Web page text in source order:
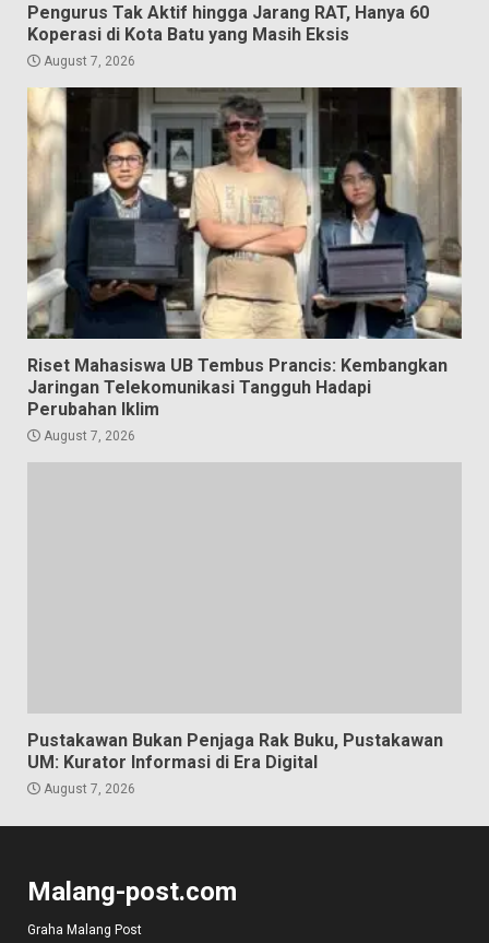
Pengurus Tak Aktif hingga Jarang RAT, Hanya 60
Koperasi di Kota Batu yang Masih Eksis
August 7, 2026
Riset Mahasiswa UB Tembus Prancis: Kembangkan
Jaringan Telekomunikasi Tangguh Hadapi
Perubahan Iklim
August 7, 2026
Pustakawan Bukan Penjaga Rak Buku, Pustakawan
UM: Kurator Informasi di Era Digital
August 7, 2026
Malang-post.com
Graha Malang Post